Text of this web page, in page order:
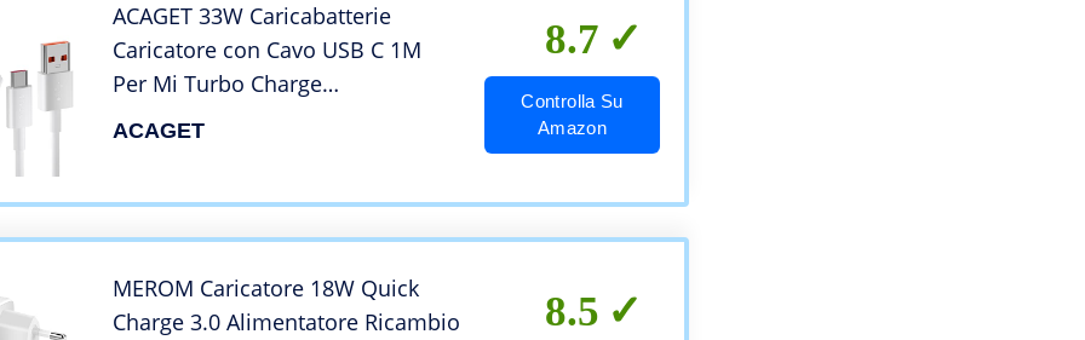
ACAGET 33W Caricabatterie
Caricatore con Cavo USB C 1M
Per Mi Turbo Charge
Caricabatterie rapido Adattatore
ACAGET
8.7
Controlla Su
Amazon
MEROM Caricatore 18W Quick
Charge 3.0 Alimentatore Ricambio
8.5